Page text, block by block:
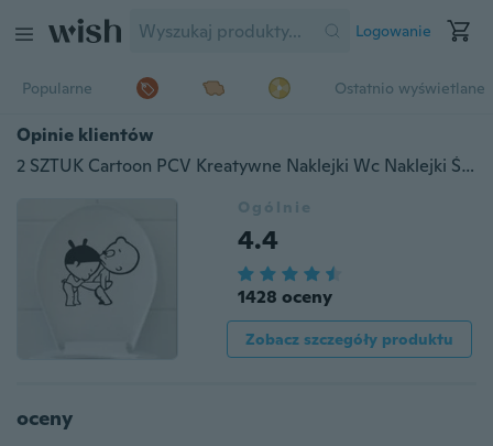
Logowanie
Popularne Ostatnio wyświetlane
Opinie klientów
2 SZTUK Cartoon PCV Kreatywne Naklejki Wc Naklejki Ścienne Łazienki
Ogólnie
4.4
1428 oceny
Zobacz szczegóły produktu
oceny